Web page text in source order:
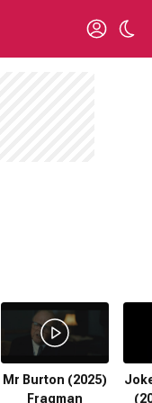
Mr Burton (2025)
Fragman